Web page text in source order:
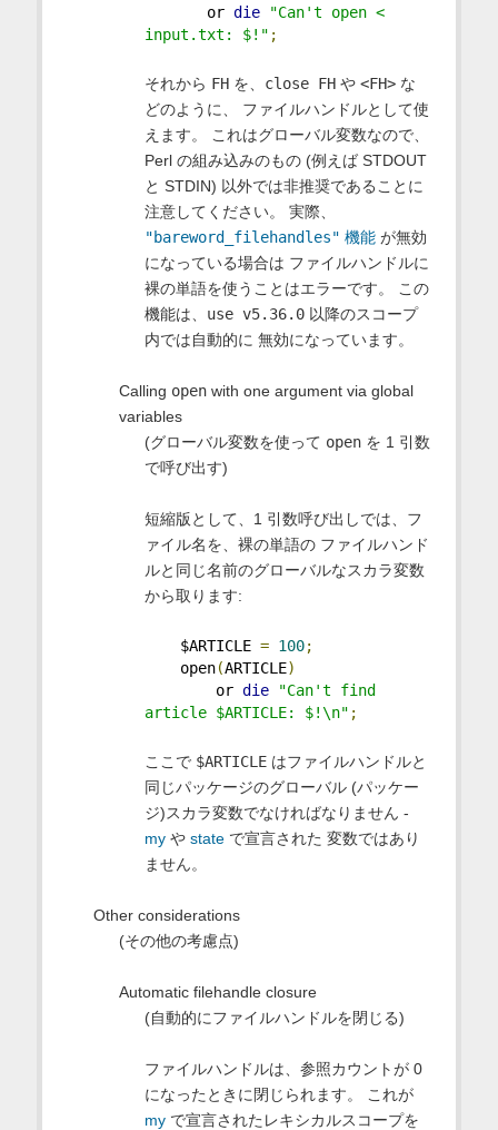
or die
"Can't open <
input.txt: $!" ;
それから FHを、 close FHや <FH>な
どのように、 ファイルハンドルとして使
えます。 これはグローバル変数なので、
Perl の組み込みのもの (例えば STDOUT
と STDIN) 以外では非推奨であることに
注意してください。 実際、
"bareword_filehandles" 機能が無効
になっている場合は ファイルハンドルに
裸の単語を使うことはエラーです。 この
機能は、 use v5.36.0以降のスコープ
内では自動的に 無効になっています。
Calling openwith one argument via global
variables
(グローバル変数を使って openを 1 引数
で呼び出す)
短縮版として、1 引数呼び出しでは、フ
ァイル名を、裸の単語の ファイルハンド
ルと同じ名前のグローバルなスカラ変数
から取ります:
$ARTICLE = 100;
open(ARTICLE)
or die
"Can't find
article $ARTICLE: $!\n" ;
ここで $ARTICLEはファイルハンドルと
同じパッケージのグローバル (パッケー
ジ)スカラ変数でなければなりません -
myや stateで宣言された 変数ではあり
ません。
Other considerations
(その他の考慮点)
Automatic filehandle closure
(自動的にファイルハンドルを閉じる)
ファイルハンドルは、参照カウントが 0
になったときに閉じられます。 これが
myで宣言されたレキシカルスコープを